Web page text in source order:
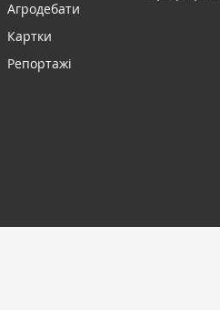
Агродебати
Картки
Репортажі